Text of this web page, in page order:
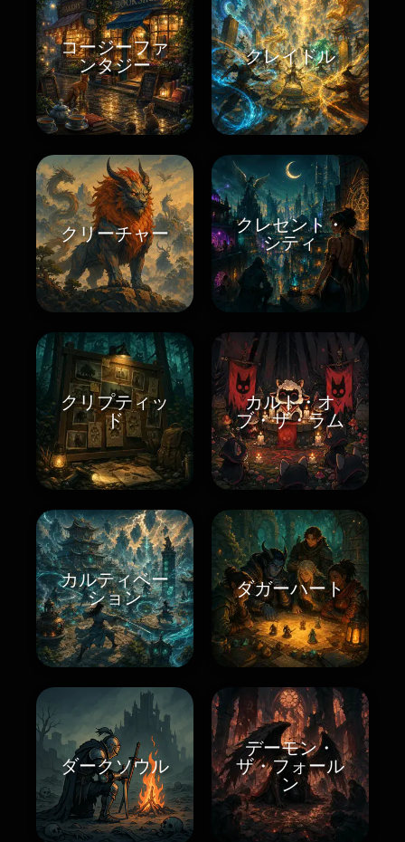
コージーファ
ンタジー
クレイドル
クリーチャー
クレセント・
シティ
クリプティッ
ド
カルト・オ
ブ・ザ・ラム
カルティベー
ション
ダガーハート
ダークソウル
デーモン・
ザ・フォール
ン